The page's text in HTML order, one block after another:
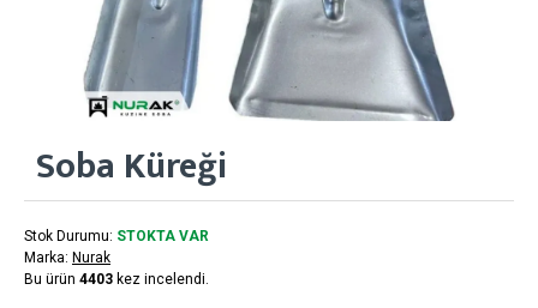
Soba Küreği
Stok Durumu: STOKTA VAR
Marka: Nurak
Bu ürün 4403 kez incelendi.